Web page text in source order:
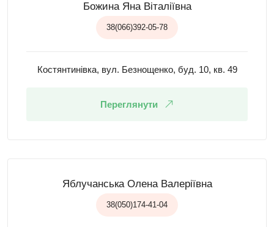
Божина Яна Віталіївна
38(066)392-05-78
Костянтинівка, вул. Безнощенко, буд. 10, кв. 49
Переглянути
Яблучанська Олена Валеріївна
38(050)174-41-04